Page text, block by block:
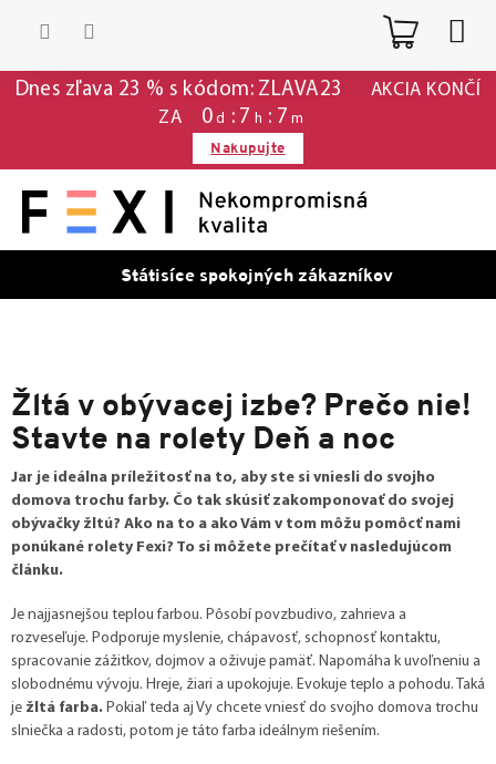
Dnes zľava 23 % s kódom: ZLAVA23
AKCIA KONČÍ
ZA
0 d 7 h 7 m
Nakupujte
Státisíce spokojných zákazníkov
Žltá v obývacej izbe? Prečo nie!
Stavte na rolety Deň a noc
Jar je ideálna príležitosť na to, aby ste si vniesli do svojho
domova trochu farby. Čo tak skúsiť zakomponovať do svojej
obývačky žltú? Ako na to a ako Vám v tom môžu pomôcť nami
ponúkané rolety Fexi? To si môžete prečítať v nasledujúcom
článku.
Je najjasnejšou teplou farbou. Pôsobí povzbudivo, zahrieva a
rozveseľuje. Podporuje myslenie, chápavosť, schopnosť kontaktu,
spracovanie zážitkov, dojmov a oživuje pamäť. Napomáha k uvoľneniu a
slobodnému vývoju. Hreje, žiari a upokojuje. Evokuje teplo a pohodu. Taká
je žltá farba. Pokiaľ teda aj Vy chcete vniesť do svojho domova trochu
slniečka a radosti, potom je táto farba ideálnym riešením.